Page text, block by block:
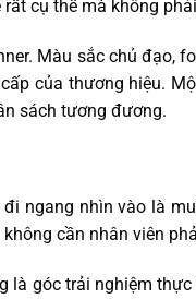
cụ thể mà không
Màu sắc chủ đạo,
của thương hiệu.
sách tương đương.
ngang nhìn vào là
cần nhân viên
góc trải nghiệm